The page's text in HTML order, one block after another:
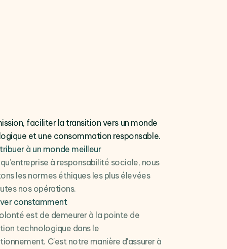
faciliter la transition vers un monde
et une consommation responsable.
à un monde meilleur
à responsabilité sociale, nous
les normes éthiques les plus élevées
nos opérations.
constamment
est de demeurer à la pointe de
technologique dans le
C'est notre manière d'assurer à